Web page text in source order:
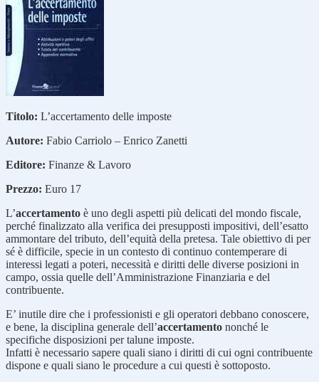
Titolo: L’accertamento delle imposte
Autore: Fabio Carriolo – Enrico Zanetti
Editore: Finanze & Lavoro
Prezzo: Euro 17
L’accertamento è uno degli aspetti più delicati del mondo fiscale,
perché finalizzato alla verifica dei presupposti impositivi, dell’esatto
ammontare del tributo, dell’equità della pretesa. Tale obiettivo di per
sé è difficile, specie in un contesto di continuo contemperare di
interessi legati a poteri, necessità e diritti delle diverse posizioni in
campo, ossia quelle dell’Amministrazione Finanziaria e del
contribuente.
E’ inutile dire che i professionisti e gli operatori debbano conoscere,
e bene, la disciplina generale dell’accertamento nonché le
specifiche disposizioni per talune imposte.
Infatti è necessario sapere quali siano i diritti di cui ogni contribuente
dispone e quali siano le procedure a cui questi è sottoposto.